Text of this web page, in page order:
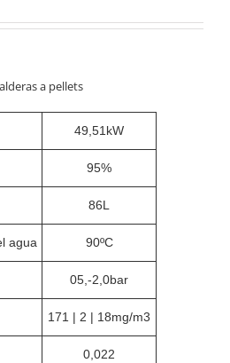
49,51kW
95%
86L
agua 90ºC
05,-2,0bar
171 | 2 | 18mg/m3
0,022
a pellets